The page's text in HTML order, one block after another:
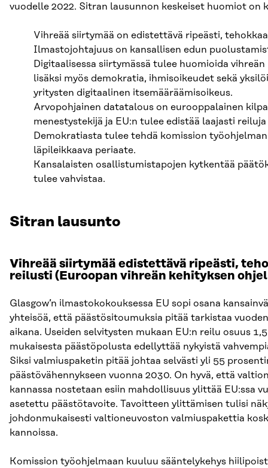
vuodelle 2022. Sitran lausunnon keskeiset huomiot on
Vihreää siirtymää on edistettävä ripeästi,
Ilmastojohtajuus on kansallisen edun
Digitaalisessa siirtymässä tulee huomioida
lisäksi myös demokratia, ihmisoikeudet sekä
yritysten digitaalinen itsemääräämisoikeus.
Arvopohjainen datatalous on eurooppalainen
menestystekijä ja EU:n tulee edistää laajasti
Demokratiasta tulee tehdä komission työohjelman
läpileikkaava periaate.
Kansalaisten osallistumistapojen kytkentää
tulee vahvistaa.
Sitran lausunto
Vihreää siirtymää edistettävä ripeästi,
reilusti (Euroopan vihreän kehityksen
Glasgow’n ilmastokokouksessa EU sopi osana
yhteisöä, että päästösitoumuksia pitää tarkistaa
aikana. Useiden selvitysten mukaan EU:n reilu osuus
mukaisesta päästöpolusta edellyttää nykyistä
Siksi valmiuspaketin pitää johtaa selvästi yli 55
päästövähennykseen vuonna 2030. On hyvä, että
kannassa nostetaan esiin mahdollisuus ylittää EU:ssa
asetettu päästötavoite. Tavoitteen ylittämisen tulisi
johdonmukaisesti valtioneuvoston valmiuspakettia
kannoissa.
Komission työohjelmaan kuuluu sääntelykehys